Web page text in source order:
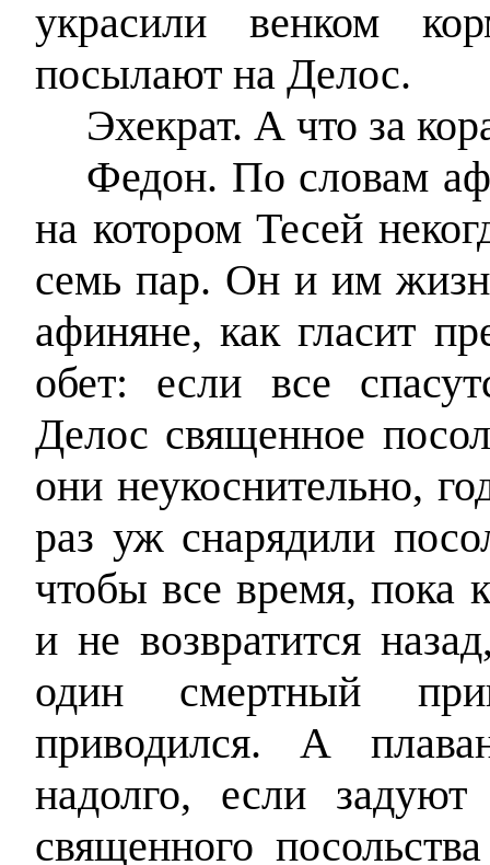
украсили венком
посылают на Делос.
Эхекрат. А что за
Федон. По словам
на котором Тесей
семь пар. Он и им
афиняне, как гласит
обет: если все
Делос священное
они неукоснительно,
раз уж снарядили
чтобы все время, пока
и не возвратится
один смертный
приводился. А
надолго, если
священного